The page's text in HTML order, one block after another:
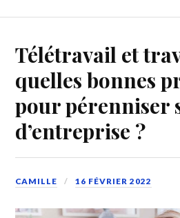
Télétravail et
quelles bonnes
pour pérenniser
d’entreprise ?
CAMILLE 16 FÉVRIER 2022